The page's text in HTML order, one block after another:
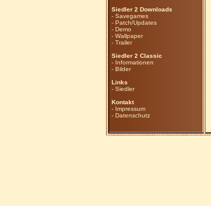
Siedler 2 Downloads
- Savegames
- Patch/Updates
- Demo
- Wallpaper
- Trailer
Siedler 2 Classic
- Informationen
- Bilder
Links
- Siedler
Kontakt
- Impressum
- Datenschutz